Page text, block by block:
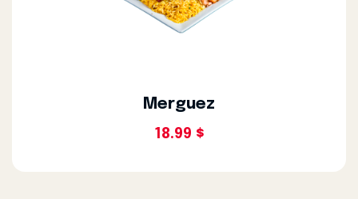
Merguez
18.99 $